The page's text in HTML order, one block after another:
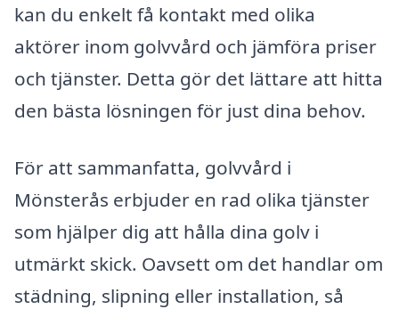
kan du enkelt få kontakt med olika
aktörer inom golvvård och jämföra priser
och tjänster. Detta gör det lättare att hitta
den bästa lösningen för just dina behov.
För att sammanfatta, golvvård i
Mönsterås erbjuder en rad olika tjänster
som hjälper dig att hålla dina golv i
utmärkt skick. Oavsett om det handlar om
städning, slipning eller installation, så